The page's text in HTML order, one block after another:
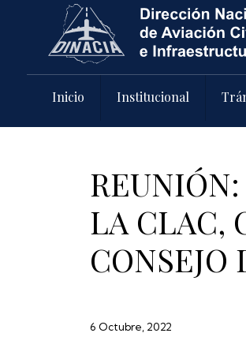
Pasar al contenido principal
Inicio Institucional
LA CLAC,
CONSEJO
6 Octubre, 2022